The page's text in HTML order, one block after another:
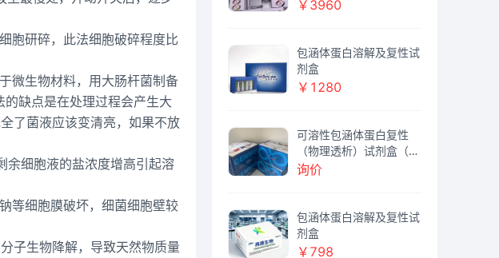
胞研碎，此法细胞破碎程度比
微生物材料，用大肠杆菌制备
缺点是在处理过程会产生大
了菌液应该变清亮，如果不放
余细胞液的盐浓度增高引起溶
等细胞膜破坏，细菌细胞壁较
子生物降解，导致天然物质量
￥3960
包涵体蛋白溶解及复性试
剂盒
￥1280
可溶性包涵体蛋白复性
（物理透析）试剂盒（1
0毫升纯化蛋白）
询价
包涵体蛋白溶解及复性试
剂盒
￥798